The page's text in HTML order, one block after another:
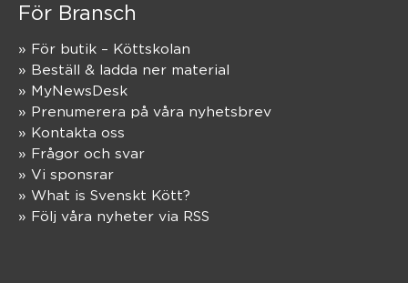
För Bransch
» För butik – Köttskolan
» Beställ & ladda ner material
» MyNewsDesk
» Prenumerera på våra nyhetsbrev
» Kontakta oss
» Frågor och svar
» Vi sponsrar
» What is Svenskt Kött?
» Följ våra nyheter via RSS